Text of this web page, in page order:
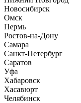
Новосибирск
Омск
Пермь
Ростов-на-Дону
Самара
Санкт-Петербург
Саратов
Уфа
Хабаровск
Хасавюрт
Челябинск